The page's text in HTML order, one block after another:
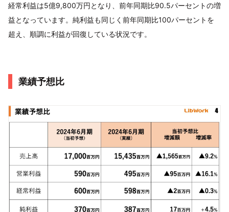
経常利益は5億9,800万円となり、前年同期比90.5パーセントの増
益となっています。純利益も同じく前年同期比100パーセントを
超え、順調に利益が回復している状況です。
業績予想比